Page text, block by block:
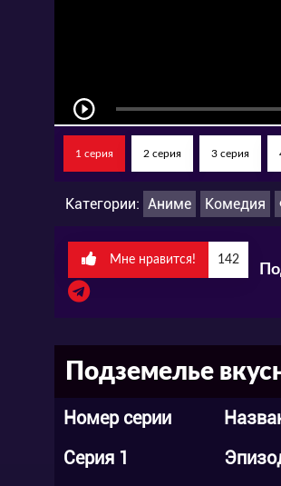
1 серия 2 серия 3 серия
Категории: Аниме Комедия
Мне нравится! 142
Подземелье
Номер серии
Серия 1